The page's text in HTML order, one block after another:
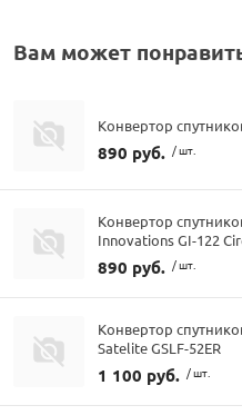
Вам может
Конвертор
890 руб. / шт.
Конвертор
Innovations GI-122
890 руб. / шт.
Конвертор
Satelite GSLF-52ER
1 100 руб. / шт.